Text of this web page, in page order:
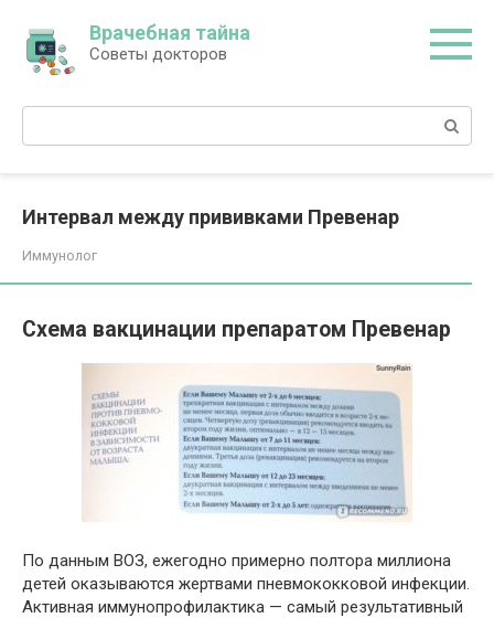
контенту
Врачебная тайна
Советы докторов
Поиск:
Интервал между прививками Превенар
Иммунолог
Схема вакцинации препаратом Превенар
По данным ВОЗ, ежегодно примерно полтора миллиона
детей оказываются жертвами пневмококковой инфекции.
Активная иммунопрофилактика — самый результативный